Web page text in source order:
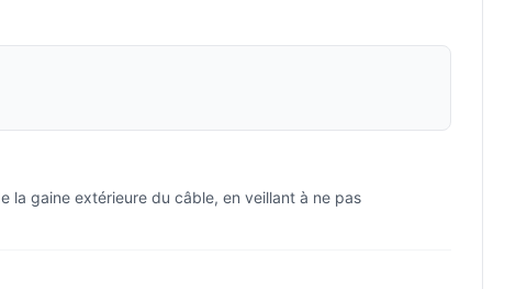
la gaine extérieure du câble, en veillant à ne pas